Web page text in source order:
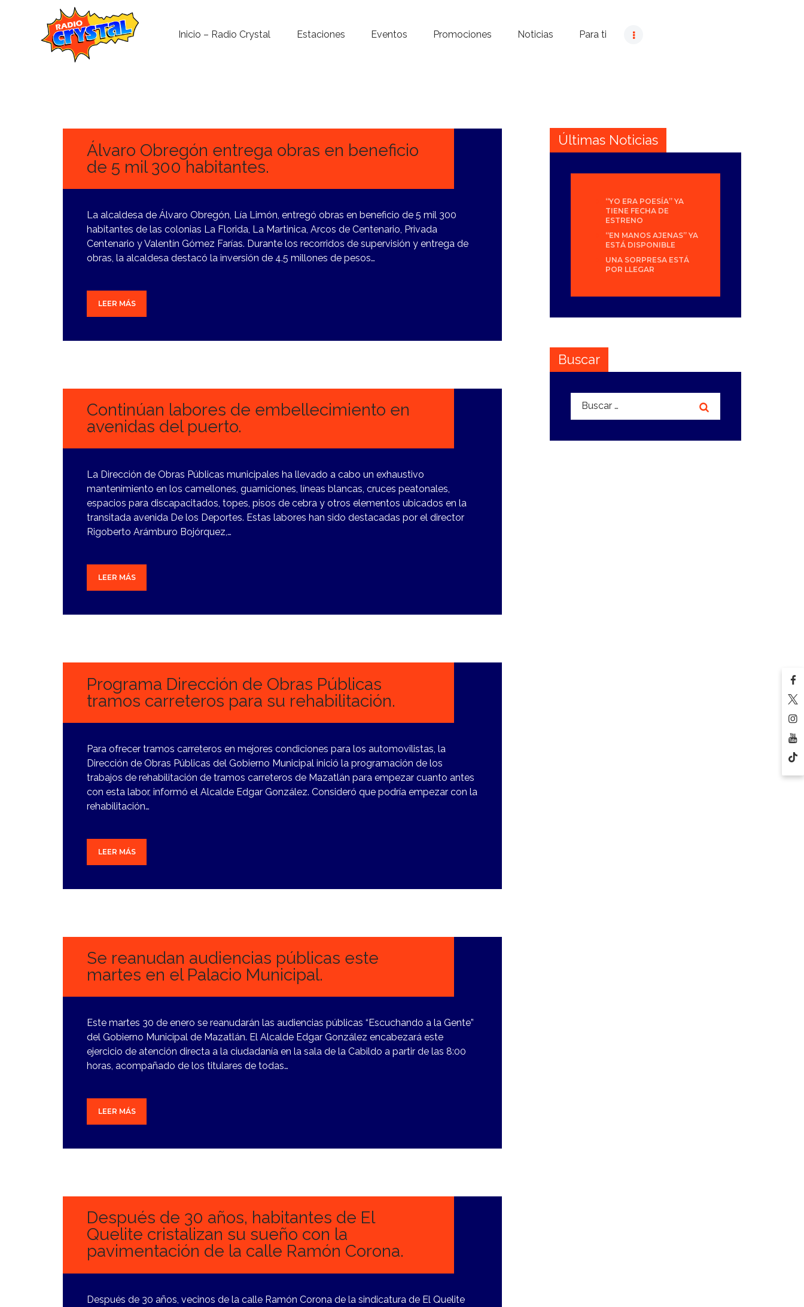
Inicio – Radio Crystal Estaciones Eventos Promociones Noticias Para ti
Noticias
Para ti
Contacto
Álvaro Obregón entrega obras en beneficio
de 5 mil 300 habitantes.
La alcaldesa de Álvaro Obregón, Lía Limón, entregó obras en beneficio de 5 mil 300
habitantes de las colonias La Florida, La Martinica, Arcos de Centenario, Privada
Centenario y Valentín Gómez Farías. Durante los recorridos de supervisión y entrega de
obras, la alcaldesa destacó la inversión de 4.5 millones de pesos…
LEER MÁS
Continúan labores de embellecimiento en
avenidas del puerto.
La Dirección de Obras Públicas municipales ha llevado a cabo un exhaustivo
mantenimiento en los camellones, guarniciones, líneas blancas, cruces peatonales,
espacios para discapacitados, topes, pisos de cebra y otros elementos ubicados en la
transitada avenida De los Deportes. Estas labores han sido destacadas por el director
Rigoberto Arámburo Bojórquez,…
LEER MÁS
Programa Dirección de Obras Públicas
tramos carreteros para su rehabilitación.
Para ofrecer tramos carreteros en mejores condiciones para los automovilistas, la
Dirección de Obras Públicas del Gobierno Municipal inició la programación de los
trabajos de rehabilitación de tramos carreteros de Mazatlán para empezar cuanto antes
con esta labor, informó el Alcalde Edgar González. Consideró que podría empezar con la
rehabilitación…
LEER MÁS
Se reanudan audiencias públicas este
martes en el Palacio Municipal.
Este martes 30 de enero se reanudarán las audiencias públicas “Escuchando a la Gente”
del Gobierno Municipal de Mazatlán. El Alcalde Edgar González encabezará este
ejercicio de atención directa a la ciudadanía en la sala de la Cabildo a partir de las 8:00
horas, acompañado de los titulares de todas…
LEER MÁS
Después de 30 años, habitantes de El
Quelite cristalizan su sueño con la
pavimentación de la calle Ramón Corona.
Después de 30 años, vecinos de la calle Ramón Corona de la sindicatura de El Quelite
Últimas Noticias
“YO ERA POESÍA” YA
TIENE FECHA DE
ESTRENO
“EN MANOS AJENAS” YA
ESTÁ DISPONIBLE
UNA SORPRESA ESTÁ
POR LLEGAR
Buscar
Buscar: